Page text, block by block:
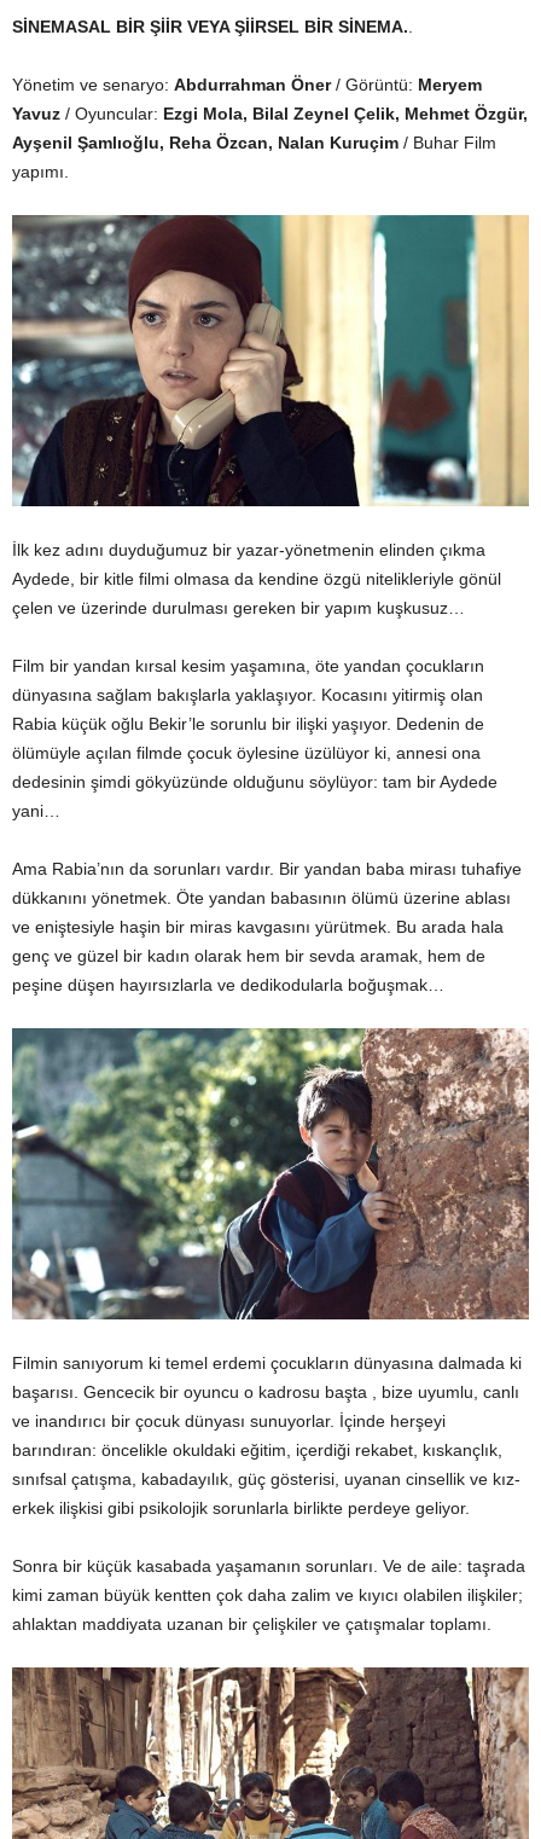
SİNEMASAL BİR ŞİİR VEYA ŞİİRSEL BİR SİNEMA.
Yönetim ve senaryo: Abdurrahman Öner/ Görüntü: Meryem
Yavuz / Oyuncular: Ezgi Mola, Bilal Zeynel Çelik, Mehmet Özgür,
Ayşenil Şamlıoğlu, Reha Özcan, Nalan Kuruçim / Buhar Film
yapımı.
İlk kez adını duyduğumuz bir yazar-yönetmenin elinden çıkma
Aydede, bir kitle filmi olmasa da kendine özgü nitelikleriyle gönül
çelen ve üzerinde durulması gereken bir yapım kuşkusuz…
Film bir yandan kırsal kesim yaşamına, öte yandan çocukların
dünyasına sağlam bakışlarla yaklaşıyor. Kocasını yitirmiş olan
Rabia küçük oğlu Bekir’le sorunlu bir ilişki yaşıyor. Dedenin de
ölümüyle açılan filmde çocuk öylesine üzülüyor ki, annesi ona
dedesinin şimdi gökyüzünde olduğunu söylüyor: tam bir Aydede
yani…
Ama Rabia’nın da sorunları vardır. Bir yandan baba mirası tuhafiye
dükkanını yönetmek. Öte yandan babasının ölümü üzerine ablası
ve eniştesiyle haşin bir miras kavgasını yürütmek. Bu arada hala
genç ve güzel bir kadın olarak hem bir sevda aramak, hem de
peşine düşen hayırsızlarla ve dedikodularla boğuşmak…
Filmin sanıyorum ki temel erdemi çocukların dünyasına dalmada ki
başarısı. Gencecik bir oyuncu o kadrosu başta , bize uyumlu, canlı
ve inandırıcı bir çocuk dünyası sunuyorlar. İçinde herşeyi
barındıran: öncelikle okuldaki eğitim, içerdiği rekabet, kıskançlık,
sınıfsal çatışma, kabadayılık, güç gösterisi, uyanan cinsellik ve kız-
erkek ilişkisi gibi psikolojik sorunlarla birlikte perdeye geliyor.
Sonra bir küçük kasabada yaşamanın sorunları. Ve de aile: taşrada
kimi zaman büyük kentten çok daha zalim ve kıyıcı olabilen ilişkiler;
ahlaktan maddiyata uzanan bir çelişkiler ve çatışmalar toplamı.